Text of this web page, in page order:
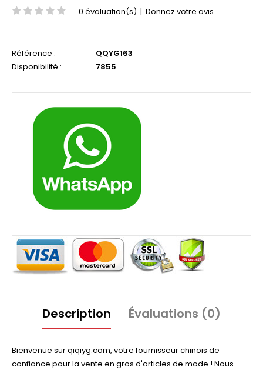
0 évaluation(s) | Donnez votre avis
Référence :
QQYG163
Disponibilité :
7855
Description Évaluations (0)
Bienvenue sur qiqiyg.com, votre fournisseur chinois de
confiance pour la vente en gros d'articles de mode ! Nous